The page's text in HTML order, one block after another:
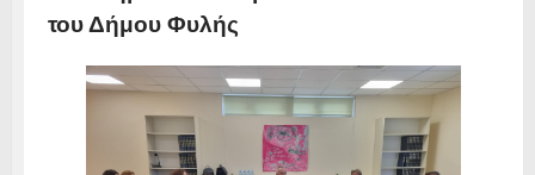
του Δήμου Φυλής